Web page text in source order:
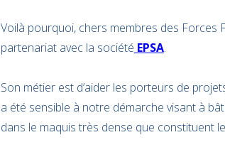
Voilà pourquoi, chers membres des Forces
partenariat avec la société EPSA.
Son métier est d’aider les porteurs de
a été sensible à notre démarche visant à
dans le maquis très dense que constituent